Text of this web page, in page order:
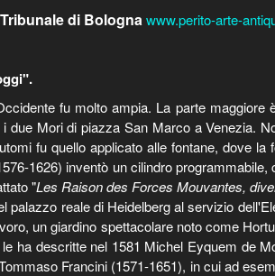
Tribunale di Bolognawww.perito-arte-
fu molto ampia. La parte
Mori di piazza San Marco a Venezia.
fu quello applicato alle fontane, dove
1626) inventò un cilindro
"Les Raison des Forces Mouvantes,
palazzo reale di Heidelberg al servizio
un giardino spettacolare noto come
ha descritte nel 1581 Michel Eyquem de
Francini (1571-1651), in cui ad